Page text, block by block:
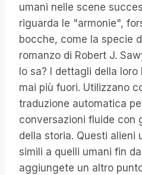
umani nelle scene
riguarda le "armonie",
bocche, come la specie
romanzo di Robert J.
lo sa? I dettagli della
mai più fuori. Utilizzano
traduzione automatica
conversazioni fluide con
della storia. Questi alieni
simili a quelli umani fin
aggiungete un altro